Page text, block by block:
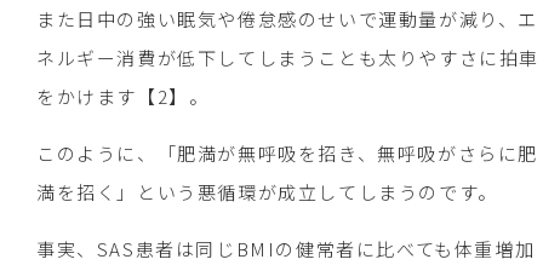
また日中の強い眠気や倦怠感のせいで運動量が減り、エ
ネルギー消費が低下してしまうことも太りやすさに拍車
をかけます【2】。
このように、「肥満が無呼吸を招き、無呼吸がさらに肥
満を招く」という悪循環が成立してしまうのです。
事実、SAS患者は同じBMIの健常者に比べても体重増加